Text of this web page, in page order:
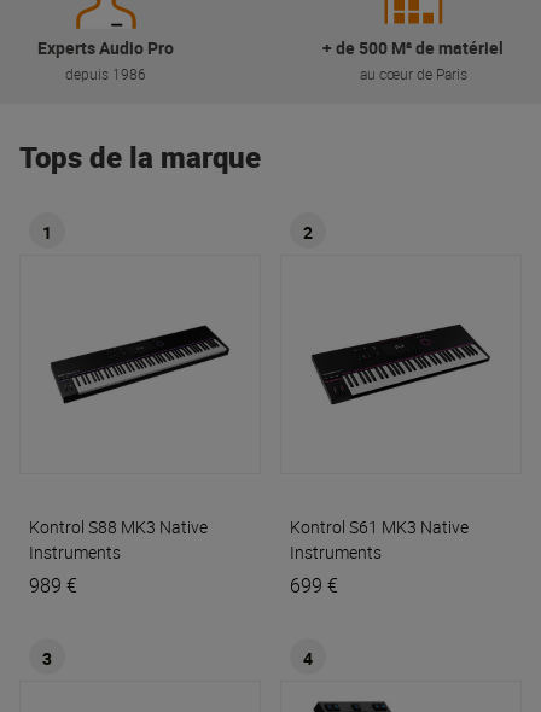
Experts Audio Pro
depuis 1986
+ de 500 M² de matériel
au cœur de Paris
Tops de la marque
1
Kontrol S88 MK3 Native
Instruments
989 €
2
Kontrol S61 MK3 Native
Instruments
699 €
3 4